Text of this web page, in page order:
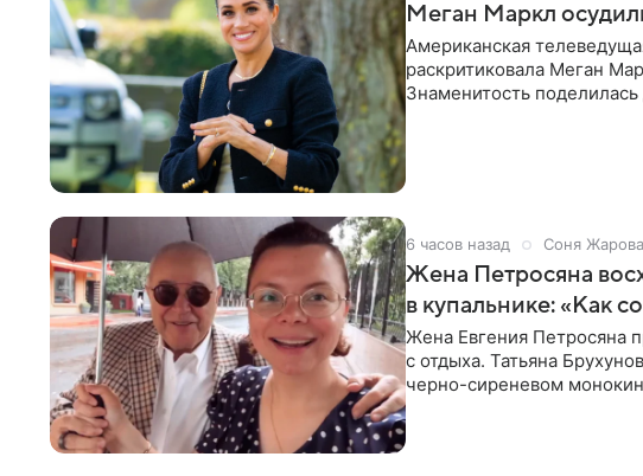
Меган Маркл
Американская
раскритиковала Меган
Знаменитость
6 часов назад Соня Жарова
Жена Петросяна
в купальнике: «Как
Жена Евгения Петросяна
с отдыха. Татьяна
черно-сиреневом